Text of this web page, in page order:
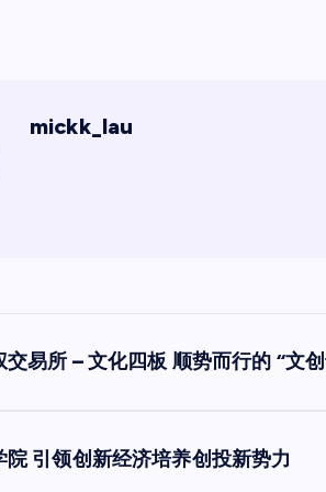
mickk_lau
易所 – 文化四板 顺势而行的 “文
引领创新经济培养创投新势力